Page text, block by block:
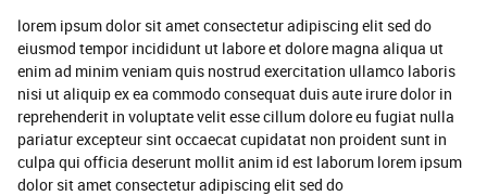
lorem ipsum dolor sit amet consectetur adipiscing elit sed do
eiusmod tempor incididunt ut labore et dolore magna aliqua ut
enim ad minim veniam quis nostrud exercitation ullamco laboris
nisi ut aliquip ex ea commodo consequat duis aute irure dolor in
reprehenderit in voluptate velit esse cillum dolore eu fugiat nulla
pariatur excepteur sint occaecat cupidatat non proident sunt in
culpa qui officia deserunt mollit anim id est laborum lorem ipsum
dolor sit amet consectetur adipiscing elit sed do